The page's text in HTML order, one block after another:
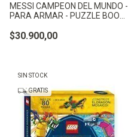
MESSI CAMPEON DEL MUNDO -
PARA ARMAR - PUZZLE BOOK -
$30.900,00
SIN STOCK
GRATIS